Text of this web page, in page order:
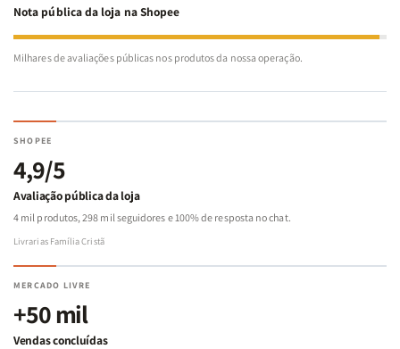
Nota pública da loja na Shopee
Milhares de avaliações públicas nos produtos da nossa operação.
SHOPEE
4,9/5
Avaliação pública da loja
4 mil produtos, 298 mil seguidores e 100% de resposta no chat.
Livrarias Família Cristã
MERCADO LIVRE
+50 mil
Vendas concluídas